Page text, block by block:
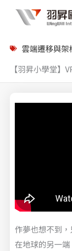
雲端遷移與架
【羽昇小學堂】
作夢也想不到
在地球的另一端